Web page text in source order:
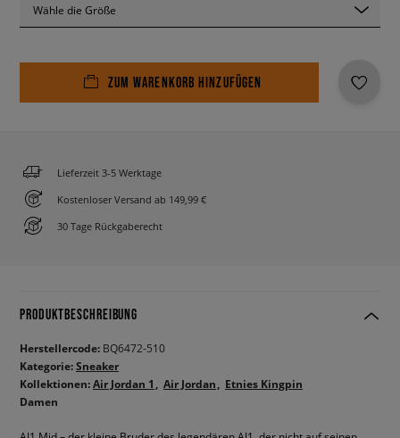
Wähle die Größe
ZUM WARENKORB HINZUFÜGEN
Lieferzeit 3-5 Werktage
Kostenloser Versand ab 149,99 €
30 Tage Rückgaberecht
PRODUKTBESCHREIBUNG
Herstellercode: BQ6472-510
Kategorie:Sneaker
Kollektionen:Air Jordan 1 Air Jordan
Etnies Kingpin
Damen